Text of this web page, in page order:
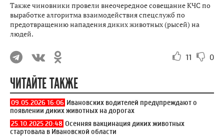
Также чиновники провели внеочередное совещание КЧС по
выработке алгоритма взаимодействия спецслужб по
предотвращению нападения диких животных (рысей) на
людей.
11 0
ЧИТАЙТЕ ТАКЖЕ
09.05.2026 16:06 Ивановских водителей предупреждают о
появлении диких животных на дорогах
25.10.2025 20:48 Осенняя вакцинация диких животных
стартовала в Ивановской области